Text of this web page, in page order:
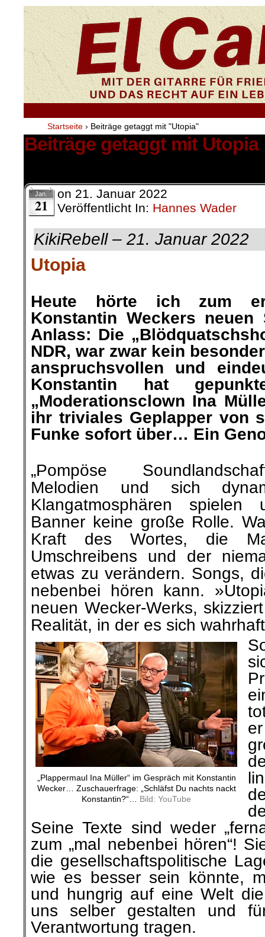
Startseite › Beiträge getaggt mit "Utopia"
Beiträge getaggt mit Utopia
Jan.
21
on 21. Januar 2022
Veröffentlicht In: Hannes Wader
KikiRebell – 21. Januar 2022
Utopia
Heute hörte ich zum
Konstantin Weckers neuen
Anlass: Die
NDR, war zwar kein
anspruchsvollen und
Konstantin hat
„Moderationsclown Ina
ihr triviales Geplapper von
Funke sofort über… Ein
„Pompöse
Melodien und sich
Klangatmosphären
Banner keine große Rolle.
Kraft des Wortes, die
Umschreibens und der
etwas zu verändern. Songs,
nebenbei hören kann.
neuen Wecker-Werks,
Realität, in der es sich
„Plappermaul Ina Müller“ im Gespräch mit Konstantin
Wecker… Zuschauerfrage: „Schläfst Du nachts nackt
Konstantin?“… Bild: YouTube
Seine Texte sind weder
zum „mal nebenbei hören“!
die gesellschaftspolitische
wie es besser sein könnte,
und hungrig auf eine Welt
uns selber gestalten und
Verantwortung tragen.